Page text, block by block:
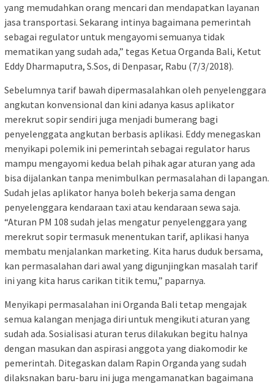
yang memudahkan orang mencari dan mendapatkan layanan
jasa transportasi. Sekarang intinya bagaimana pemerintah
sebagai regulator untuk mengayomi semuanya tidak
mematikan yang sudah ada,” tegas Ketua Organda Bali, Ketut
Eddy Dharmaputra, S.Sos, di Denpasar, Rabu (7/3/2018).
Sebelumnya tarif bawah dipermasalahkan oleh penyelenggara
angkutan konvensional dan kini adanya kasus aplikator
merekrut sopir sendiri juga menjadi bumerang bagi
penyelenggata angkutan berbasis aplikasi. Eddy menegaskan
menyikapi polemik ini pemerintah sebagai regulator harus
mampu mengayomi kedua belah pihak agar aturan yang ada
bisa dijalankan tanpa menimbulkan permasalahan di lapangan.
Sudah jelas aplikator hanya boleh bekerja sama dengan
penyelenggara kendaraan taxi atau kendaraan sewa saja.
“Aturan PM 108 sudah jelas mengatur penyelenggara yang
merekrut sopir termasuk menentukan tarif, aplikasi hanya
membatu menjalankan marketing. Kita harus duduk bersama,
kan permasalahan dari awal yang digunjingkan masalah tarif
ini yang kita harus carikan titik temu,” paparnya.
Menyikapi permasalahan ini Organda Bali tetap mengajak
semua kalangan menjaga diri untuk mengikuti aturan yang
sudah ada. Sosialisasi aturan terus dilakukan begitu halnya
dengan masukan dan aspirasi anggota yang diakomodir ke
pemerintah. Ditegaskan dalam Rapin Organda yang sudah
dilaksnakan baru-baru ini juga mengamanatkan bagaimana